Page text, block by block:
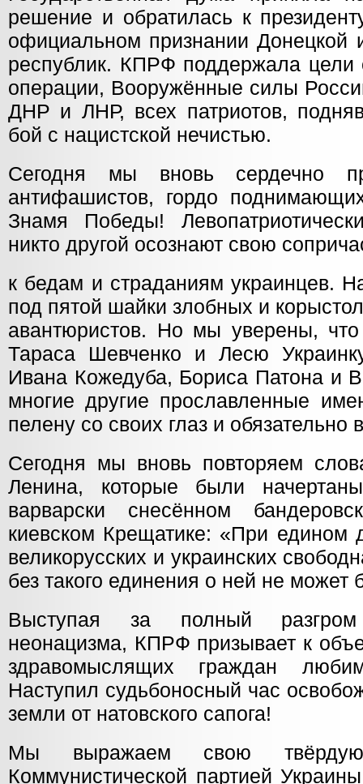
решение и обратилась к
официальном признании Донецкой
республик. КПРФ поддержала цели
операции, Вооружённые силы
ДНР и ЛНР, всех патриотов,
бой с нацистской нечистью.
Сегодня мы вновь сердечно
антифашистов, гордо
Знамя Победы!
никто другой осознают свою
к бедам и страданиям украинцев.
под пятой шайки злобных и
авантюристов. Но мы уверены,
Тараса Шевченко и Лесю
Ивана Кожедуба, Бориса Патона и
многие другие прославленные
пелену со своих глаз и обязательно
Сегодня мы вновь повторяем
Ленина, которые были
варварски снесённом
киевском Крещатике: «При едином
великорусских и украинских
без такого единения о ней не может
Выступая за полный
неонацизма, КПРФ призывает к
здравомыслящих граждан
Наступил судьбоносный час
земли от натовского сапога!
Мы выражаем свою
Коммунистической партией